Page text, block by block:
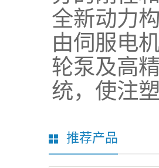
全新动力
由伺服电
轮泵及高
统，使注
推荐产品